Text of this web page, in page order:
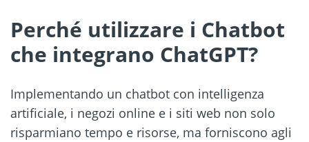
Perché utilizzare i Chatbot
che integrano ChatGPT?
Implementando un chatbot con intelligenza
artificiale, i negozi online e i siti web non solo
risparmiano tempo e risorse, ma forniscono agli